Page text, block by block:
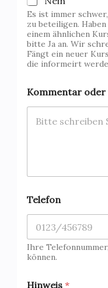
Es ist immer
zu beteiligen.
einem ähnlichen
bitte Ja an. Wir
Fängt ein neuer
die informeirt
Kommentar
Telefon
Ihre
können.
Hinweis *